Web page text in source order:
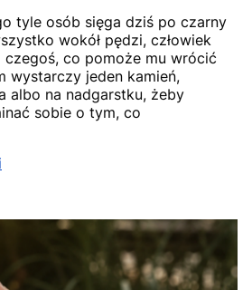
tyle osób sięga dziś po czarny
wokół pędzi, człowiek
co pomoże mu wrócić
wystarczy jeden kamień,
albo na nadgarstku, żeby
sobie o tym, co